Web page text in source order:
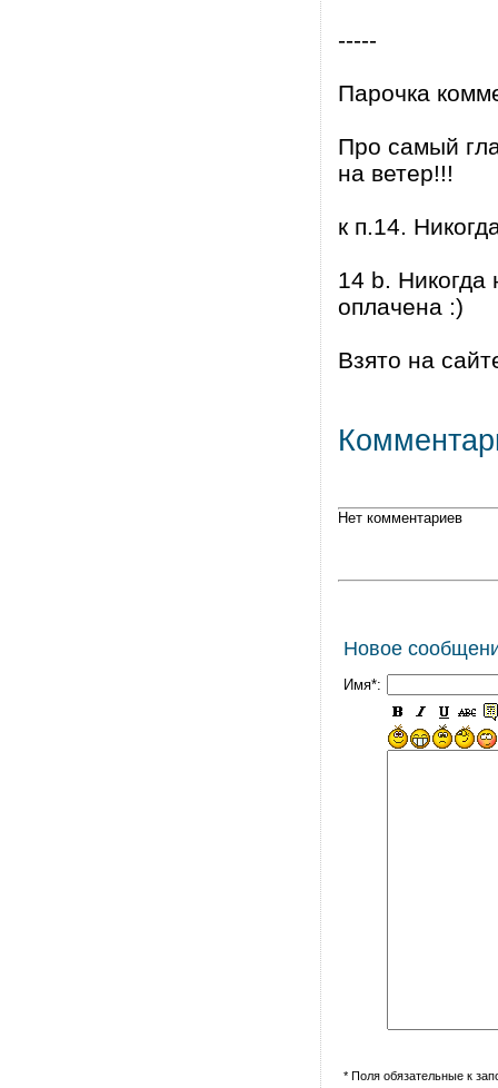
-----
Парочка
Про самый
на ветер!!!
к п.14.
14 b. Никогда
оплачена :)
Взято на
Нет комментариев
Новое
Имя*:
* Поля обязательные к